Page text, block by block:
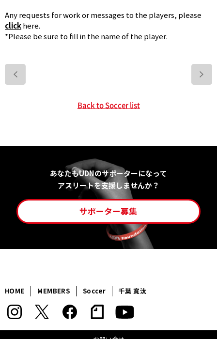
Any requests for work or messages to the players, please
click here.
*Please be sure to fill in the name of the player.
Back to Soccer list
あなたもUDNのサポーターになって
アスリートを支援しませんか？
サポーター募集
HOME MEMBERS Soccer 千葉 寛汰